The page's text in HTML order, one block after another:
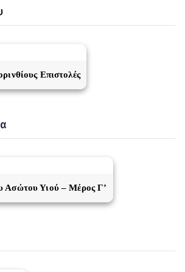
Επιστολές
Ασώτου Υιού – Μέρος Γ’